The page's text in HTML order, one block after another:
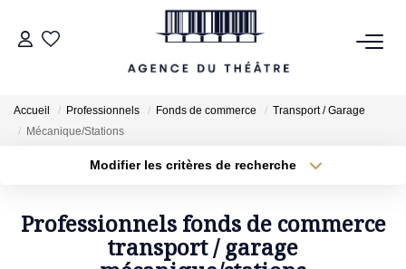
NOTRE AGENCE
Accueil Professionnels Fonds de commerce
Transport / Garage
Mécanique/Stations
Modifier les critères de recherche
Type de transaction Localisation
Sélectionnez... Surface min
Professionnels fonds de commerce
transport / garage